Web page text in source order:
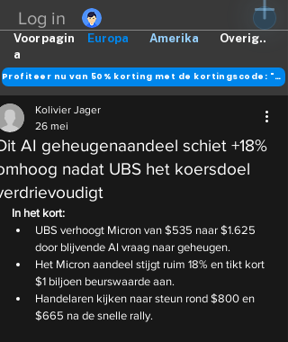
Log in
Europa Amerika Overig..
Voorpagin
a
Profiteer nu van 50% korting met de kortingscode: "DANK"
AI geheugenaandeel schiet +18%
nadat UBS het koersdoel
Kolivier Jager
26 mei
In het kort:
UBS verhoogt Micron van $535 naar $1.625
door blijvende AI vraag naar geheugen.
Het Micron aandeel stijgt ruim 18% en tikt kort
$1 biljoen beurswaarde aan.
Handelaren kijken naar steun rond $800 en
$665 na de snelle rally.